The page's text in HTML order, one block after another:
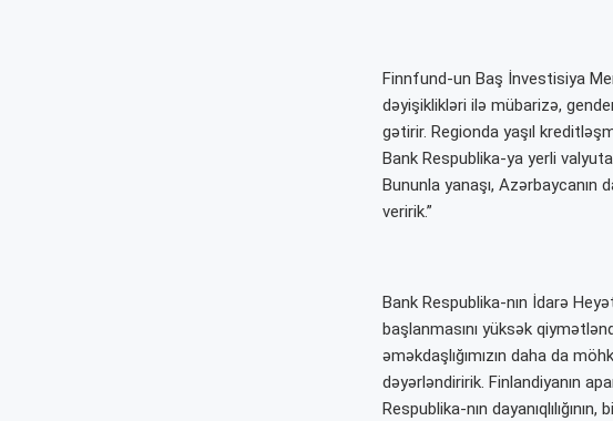
Finnfund-un Baş İnvestisiya
dəyişiklikləri ilə mübarizə,
gətirir. Regionda yaşıl
Bank Respublika-ya yerli
Bununla yanaşı, Azərbaycanın
veririk.”
Bank Respublika-nın İdarə
başlanmasını yüksək
əməkdaşlığımızın daha da
dəyərləndiririk. Finlandiyanın
Respublika-nın